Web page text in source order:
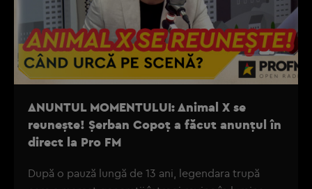
ANUNTUL MOMENTULUI: Animal X se
reunește! Șerban Copoț a făcut anunțul în
direct la Pro FM
După o pauză lungă de 13 ani, legendara trupă